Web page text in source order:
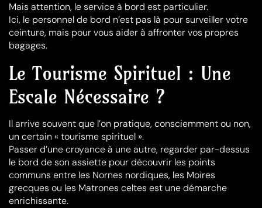
Mais attention, le service à bord est particulier.
Ici, le personnel de bord n’est pas là pour surveiller votre
ceinture, mais pour vous aider à affronter vos propres
bagages.
Le Tourisme Spirituel : Une
Escale Nécessaire ?
Il arrive souvent que l’on pratique, consciemment ou non,
un certain « tourisme spirituel ».
Passer d’une croyance à une autre, regarder par-dessus
le bord de son assiette pour découvrir les points
communs entre les Nornes nordiques, les Moires
grecques ou les Matrones celtes est une démarche
enrichissante.